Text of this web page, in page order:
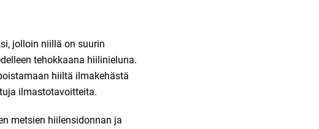
jolloin niillä on suurin
tehokkaana hiilinieluna.
hiiltä ilmakehästä
ilmastotavoitteita.
metsien hiilensidonnan ja